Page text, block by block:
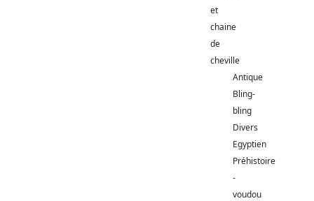
et
chaine
de
cheville
Antique
Bling-
bling
Divers
Egyptien
Préhistoire
-
voudou